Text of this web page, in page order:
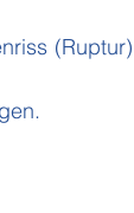
(Ruptur)